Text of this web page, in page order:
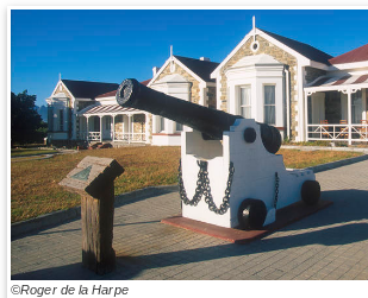
©Roger de la Harpe